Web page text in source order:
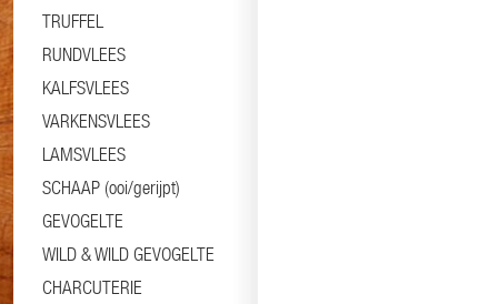
TRUFFEL
RUNDVLEES
KALFSVLEES
VARKENSVLEES
LAMSVLEES
SCHAAP (ooi/gerijpt)
GEVOGELTE
WILD & WILD GEVOGELTE
CHARCUTERIE